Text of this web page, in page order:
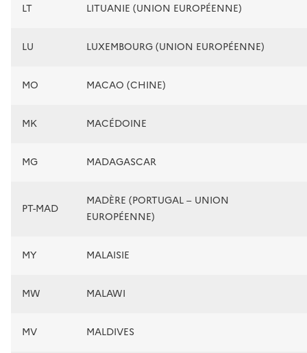
LT LITUANIE (UNION EUROPÉENNE)
LU LUXEMBOURG (UNION EUROPÉENNE)
MO MACAO (CHINE)
MK MACÉDOINE
MG MADAGASCAR
PT-MAD
MADÈRE (PORTUGAL – UNION
EUROPÉENNE)
MY MALAISIE
MW MALAWI
MV MALDIVES